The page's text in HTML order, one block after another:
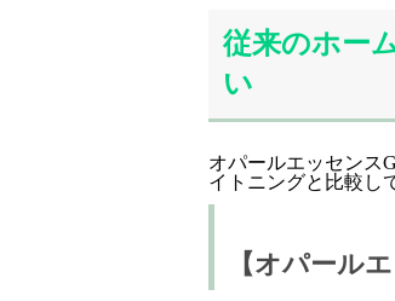
従来のホー
い
オパールエッセンス
イトニングと比較し
【オパール